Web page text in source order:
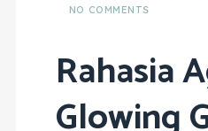
NO COMMENTS
Rahasia
Glowing